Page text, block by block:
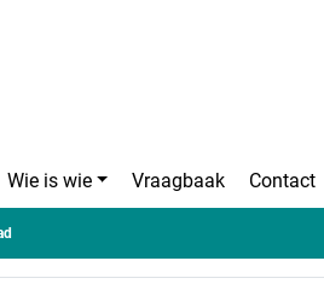
Wie is wie Vraagbaak Contact